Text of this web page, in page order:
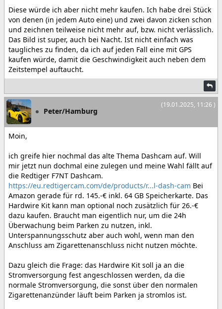
Diese würde ich aber nicht mehr kaufen. Ich habe drei Stück
von denen (in jedem Auto eine) und zwei davon zicken schon
und zeichnen teilweise nicht mehr auf, bzw. nicht verlässlich.
Das Bild ist super, auch bei Nacht. Ist nicht einfach was
taugliches zu finden, da ich auf jeden Fall eine mit GPS
kaufen würde, damit die Geschwindigkeit auch neben dem
Zeitstempel auftaucht.
(19.01.2025, 11:26 )
Peter/Hamburg
Moin,
ich greife hier nochmal das alte Thema Dashcam auf. Will
mir jetzt nun dochmal eine zulegen und meine Wahl fällt auf
die Redtiger F7NT Dashcam.
https://eu.redtigercam.com/de/products/r...l-dash-cam Bei
Amazon gerade für rd. 145.-€ inkl. 64 GB Speicherkarte. Das
Hardwire Kit kann man optional noch zusätzlich für 26.-€
dazu kaufen. Braucht man eigentlich nur, um die 24h
Überwachung beim Parken zu nutzen, inkl.
Unterspannungsschutz aber auch wohl, wenn man den
Anschluss am Zigarettenanschluss nicht nutzen möchte.
Dazu gleich die Frage: das Hardwire Kit soll ja an die
Stromversorgung fest angeschlossen werden, da die
normale Stromversorgung, die sonst über den normalen
Zigarettenanzünder läuft beim Parken ja stromlos ist.